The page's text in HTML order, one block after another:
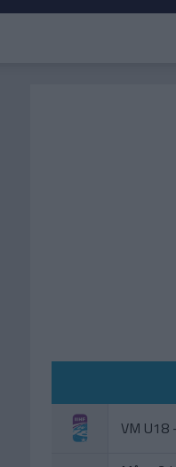
VM U18